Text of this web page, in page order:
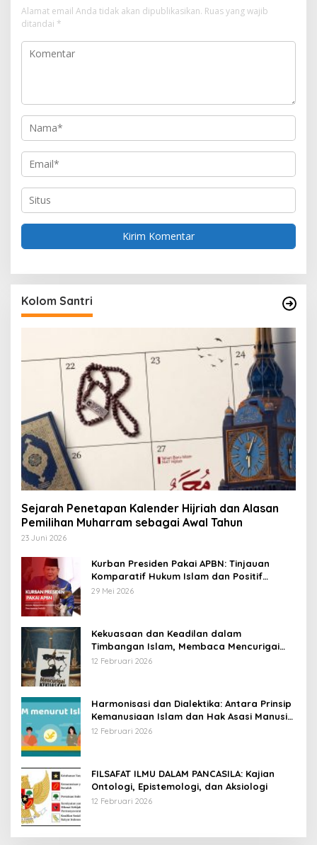
s
i
p
s
Alamat email Anda tidak akan dipublikasikan. Ruas yang wajib
ditandai *
Kolom Santri
Sejarah Penetapan Kalender Hijriah dan Alasan
Pemilihan Muharram sebagai Awal Tahun
23 Juni 2026
Kurban Presiden Pakai APBN: Tinjauan
Komparatif Hukum Islam dan Positif
Negara
29 Mei 2026
Kekuasaan dan Keadilan dalam
Timbangan Islam, Membaca Mencurigai
Kekuasaan Karya Fitron Nur Iksan
12 Februari 2026
Harmonisasi dan Dialektika: Antara Prinsip
Kemanusiaan Islam dan Hak Asasi Manusia
Universal
12 Februari 2026
FILSAFAT ILMU DALAM PANCASILA: Kajian
Ontologi, Epistemologi, dan Aksiologi
12 Februari 2026